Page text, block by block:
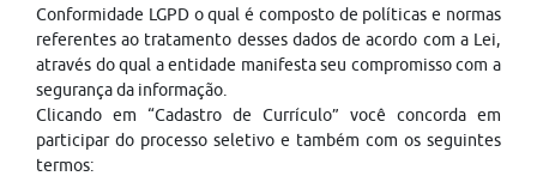
Conformidade LGPD o qual é composto de políticas e normas
referentes ao tratamento desses dados de acordo com a Lei,
através do qual a entidade manifesta seu compromisso com a
segurança da informação.
Clicando em “Cadastro de Currículo” você concorda em
participar do processo seletivo e também com os seguintes
termos: